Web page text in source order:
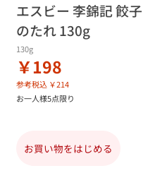
エスビー 李錦記 餃子
のたれ 130g
130g
￥198
参考税込 ￥214
お一人様5点限り
お買い物をはじめる